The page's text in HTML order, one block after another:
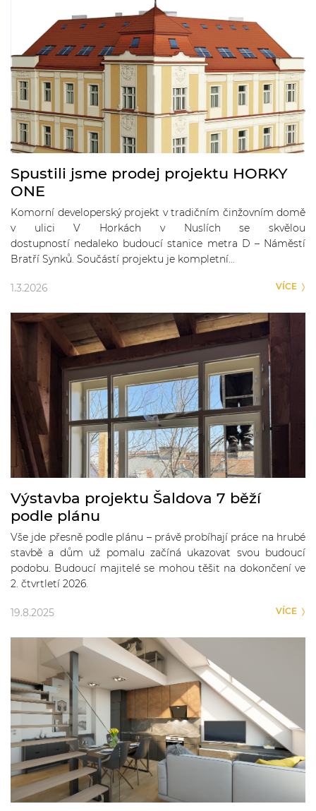
Spustili jsme prodej projektu HORKY
ONE
Komorní developerský projekt v tradičním činžovním domě
v ulici V Horkách v Nuslích se skvělou
dostupností nedaleko budoucí stanice metra D – Náměstí
Bratří Synků. Součástí projektu je kompletní…
1.3.2026 VÍCE
Výstavba projektu Šaldova 7 běží
podle plánu
Vše jde přesně podle plánu – právě probíhají práce na hrubé
stavbě a dům už pomalu začíná ukazovat svou budoucí
podobu. Budoucí majitelé se mohou těšit na dokončení ve
2. čtvrtletí 2026.
19.8.2025 VÍCE